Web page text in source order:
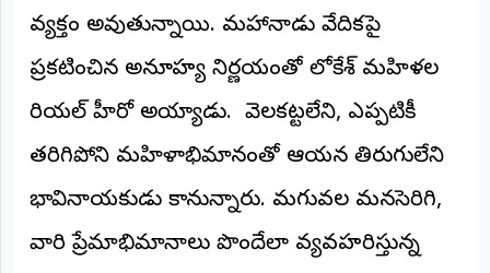
వ్యక్తం అవుతున్నాయి. మహానాడు వేదికపై
ప్రకటించిన అనూహ్య నిర్ణయంతో లోకేశ్ మహిళల
రియల్ హీరో అయ్యాడు. వెలకట్టలేని, ఎప్పటికీ
తరిగిపోని మహిళాభిమానంతో ఆయన తిరుగులేని
భావినాయకుడు కానున్నారు. మగువల మనసెరిగి,
వారి ప్రేమాభిమానాలు పొందేలా వ్యవహరిస్తున్న